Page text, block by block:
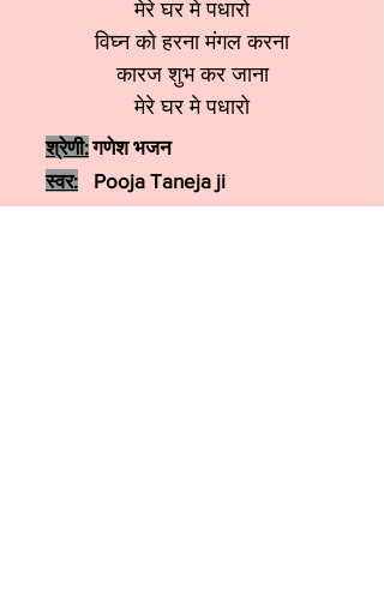
मेरे घर मे पधारो
विघ्न को हरना मंगल करना
कारज शुभ कर जाना
मेरे घर मे पधारो
श्रेणी:गणेश भजन
स्वर:
Pooja Taneja ji